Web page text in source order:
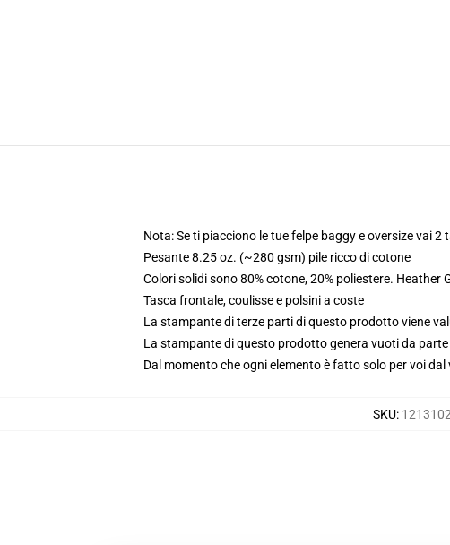
Nota: Se ti piacciono le tue felpe baggy e oversize vai 2
Pesante 8.25 oz. (~280 gsm) pile ricco di cotone
Colori solidi sono 80% cotone, 20% poliestere. Heather
Tasca frontale, coulisse e polsini a coste
La stampante di terze parti di questo prodotto viene
La stampante di questo prodotto genera vuoti da
Dal momento che ogni elemento è fatto solo per voi
SKU: